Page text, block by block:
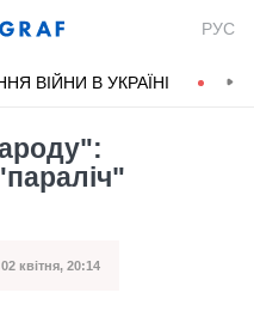
РУС
ВІЙНИ В УКРАЇНІ
02 квітня, 20:14